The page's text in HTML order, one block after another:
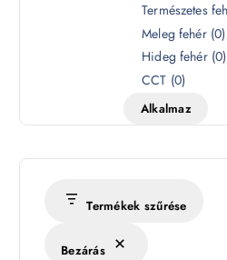
é
s
k
Természetes
Meleg fehér (0)
Hideg fehér (0)
CCT (0)
Alkalmaz
Termékek szűrése
Bezárás